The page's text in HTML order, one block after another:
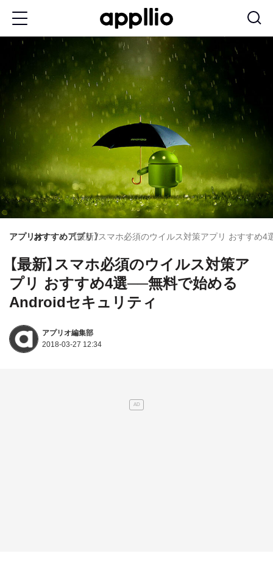
テ
動
アプリオおすすめアプリ【最新】スマホ必須のウイルス対策アプリ おすす
【最新】スマホ必須のウイルス対策ア
プリ おすすめ4選──無料で始める
Androidセキュリティ
アプリオ編集部
2018-03-27 12:34